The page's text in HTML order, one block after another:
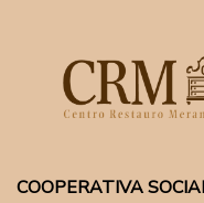
COOPERATIVA